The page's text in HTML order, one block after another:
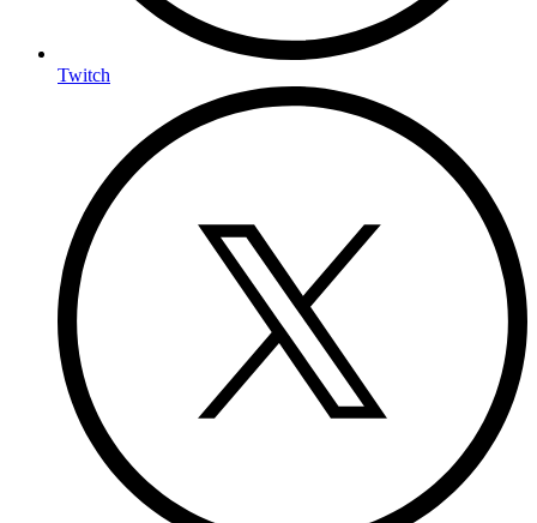
Twitch